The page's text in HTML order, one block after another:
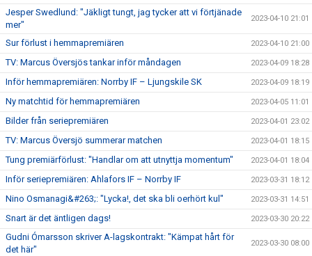
Jesper Swedlund: "Jäkligt tungt, jag tycker att vi förtjänade
mer"
2023-04-10 21:01
Sur förlust i hemmapremiären 2023-04-10 21:00
TV: Marcus Översjös tankar inför måndagen 2023-04-09 18:28
Inför hemmapremiären: Norrby IF – Ljungskile SK 2023-04-09 18:19
Ny matchtid för hemmapremiären 2023-04-05 11:01
Bilder från seriepremiären 2023-04-01 23:02
TV: Marcus Översjö summerar matchen 2023-04-01 18:15
Tung premiärförlust: "Handlar om att utnyttja momentum" 2023-04-01 18:04
Inför seriepremiären: Ahlafors IF – Norrby IF 2023-03-31 18:12
Nino Osmanagi&#263;: "Lycka!, det ska bli oerhört kul" 2023-03-31 14:51
Snart är det äntligen dags! 2023-03-30 20:22
Gudni Ómarsson skriver A-lagskontrakt: "Kämpat hårt för
det här"
2023-03-30 08:00